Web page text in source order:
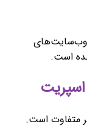
وب‌سایت‌های
است.
متفاوت است.